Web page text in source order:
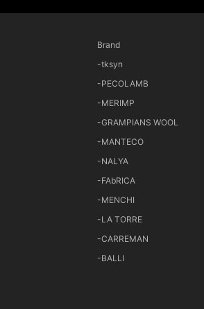
Brand
-tksyn
-PECOLAMB
-MERIMP
-GRAMPIANS WOOL
-MANTECO
-NALYA
-FAbRICA
-MENCHI
-LA TORRE
-CARREMAN
-BALLI